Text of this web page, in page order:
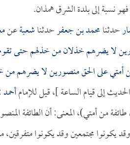
فهو نسبة إلى بلدة الشرق همذان.
حدثنامحمد بن جعفرحدثناشعبةعن
لا يضرهم خذلان من خذلهم حتى
أمتي على الحق منصورين لا يضرهم من
إلى قيام الساعة ]، قيل للإمامأحمد
من أمتي)، المعنى: أن الطائفة
يكونوا مجتمعين وقد يكونوا متفرقين،